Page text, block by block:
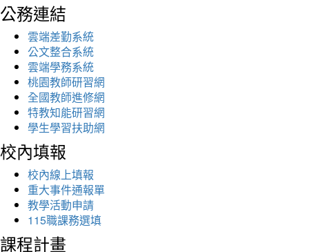
公務連結
雲端差勤系統
公文整合系統
雲端學務系統
桃園教師研習網
全國教師進修網
特教知能研習網
學生學習扶助網
校內填報
校內線上填報
重大事件通報單
教學活動申請
115職課務選填
課程計畫